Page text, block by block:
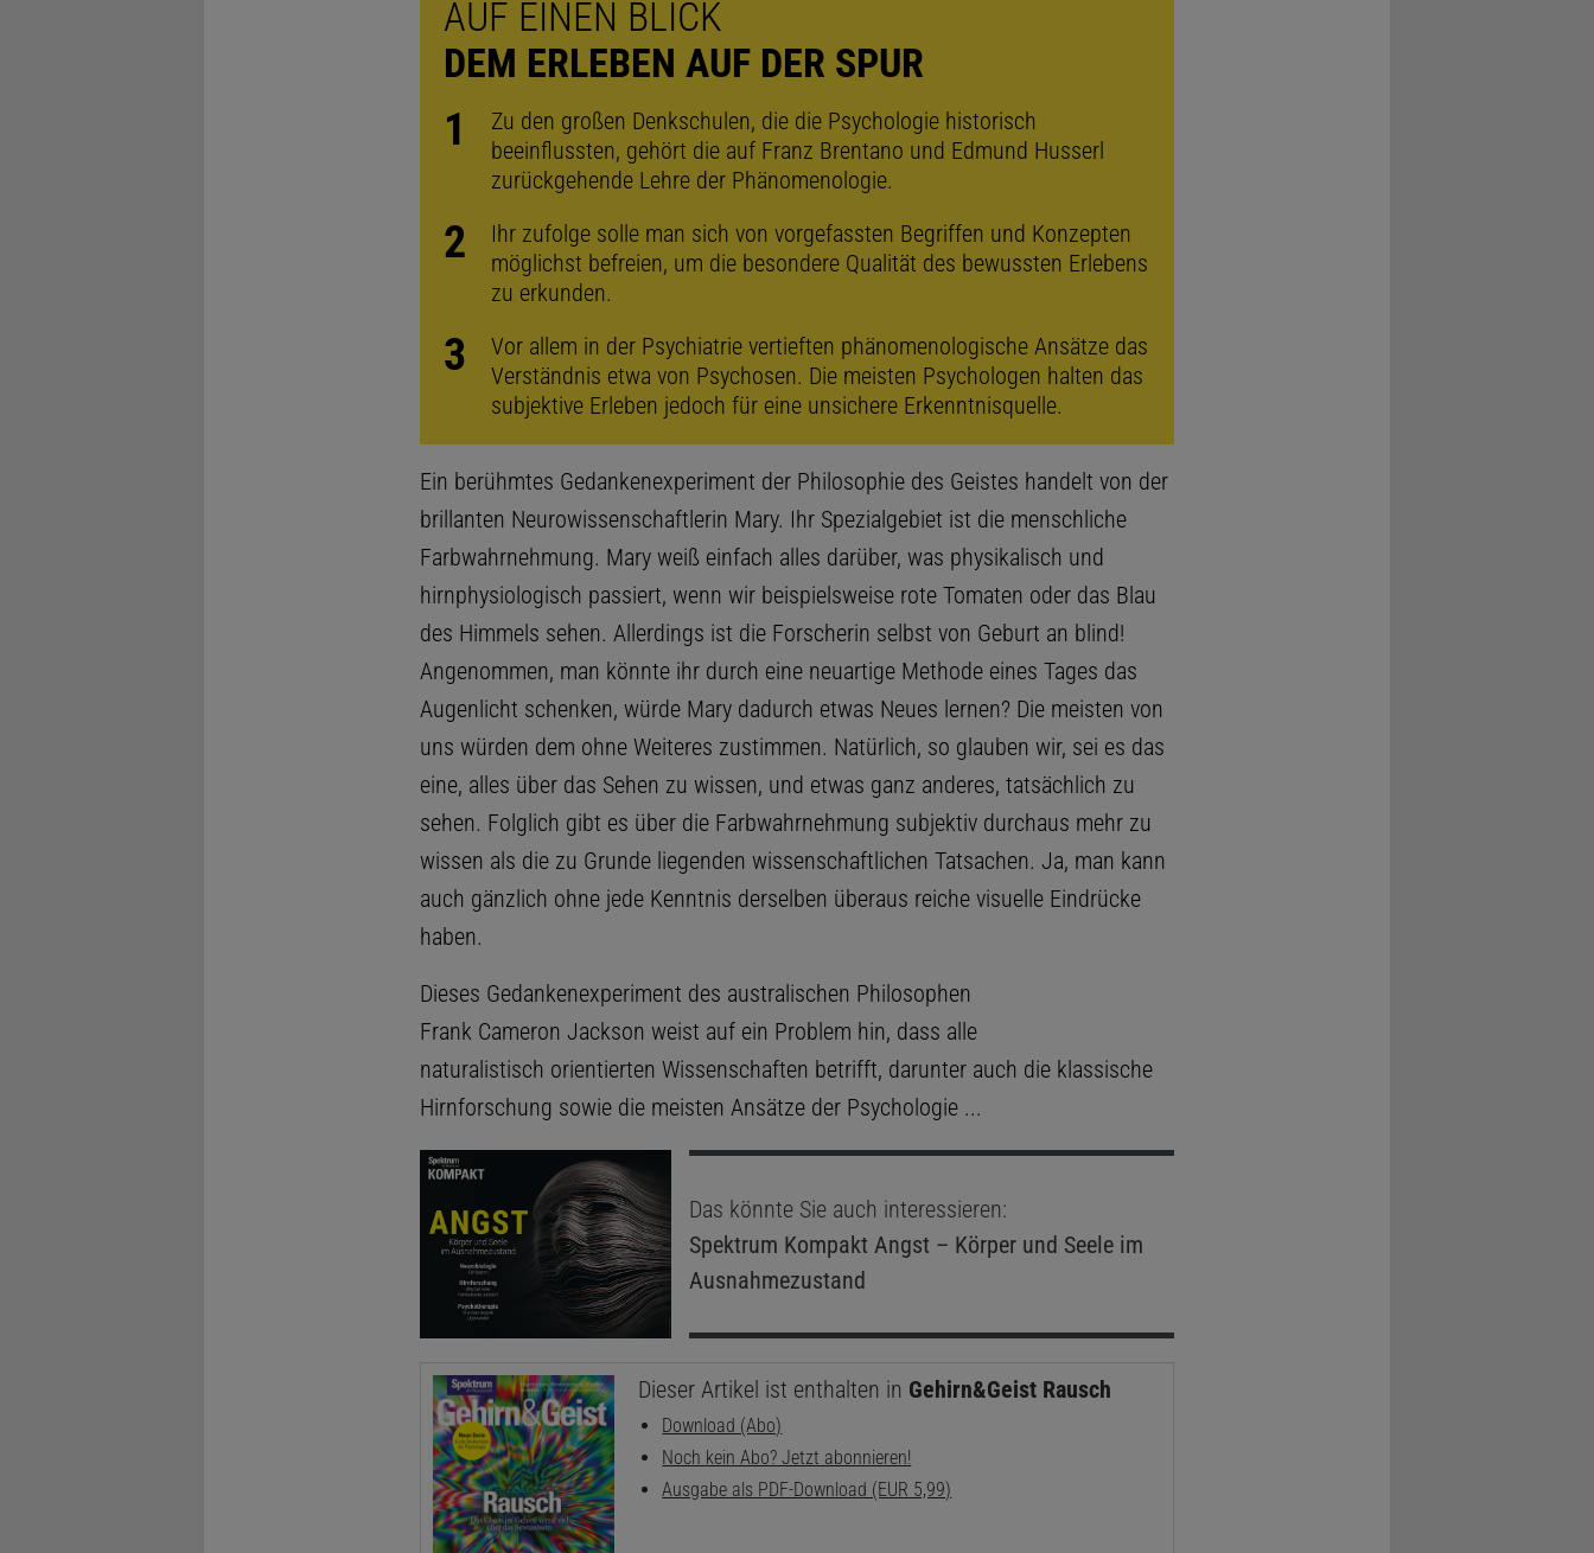
AUF EINEN BLICK
DEM ERLEBEN AUF DER SPUR
Zu den großen Denkschulen, die die Psychologie historisch
beeinflussten, gehört die auf Franz Brentano und Edmund Husserl
zurückgehende Lehre der Phänomenologie.
Ihr zufolge solle man sich von vorgefassten Begriffen und Konzepten
möglichst befreien, um die besondere Qualität des bewussten Erlebens
zu erkunden.
Vor allem in der Psychiatrie vertieften phänomenologische Ansätze das
Verständnis etwa von Psychosen. Die meisten Psychologen halten das
subjektive Erleben jedoch für eine unsichere Erkenntnisquelle.
Ein berühmtes Gedankenexperiment der Philosophie des Geistes handelt von der
brillanten Neurowissenschaftlerin Mary. Ihr Spezialgebiet ist die menschliche
Farbwahrnehmung. Mary weiß einfach alles darüber, was physikalisch und
hirnphysiologisch passiert, wenn wir beispielsweise rote Tomaten oder das Blau
des Himmels sehen. Allerdings ist die Forscherin selbst von Geburt an blind!
Angenommen, man könnte ihr durch eine neuartige Methode eines Tages das
Augenlicht schenken, würde Mary dadurch etwas Neues lernen? Die meisten von
uns würden dem ohne Weiteres zustimmen. Natürlich, so glauben wir, sei es das
eine, alles über das Sehen zu wissen, und etwas ganz anderes, tatsächlich zu
sehen. Folglich gibt es über die Farbwahrnehmung subjektiv durchaus mehr zu
wissen als die zu Grunde liegenden wissenschaftlichen Tatsachen. Ja, man kann
auch gänzlich ohne jede Kenntnis derselben überaus reiche visuelle Eindrücke
haben.
Dieses Gedankenexperiment des australischen Philosophen
Frank Cameron Jackson weist auf ein Problem hin, dass alle
naturalistisch orientierten Wissenschaften betrifft, darunter auch die klassische
Hirnforschung sowie die meisten Ansätze der Psychologie ...
Das könnte Sie auch interessieren:
Spektrum Kompakt Angst – Körper und Seele im
Ausnahmezustand
Dieser Artikel ist enthalten in Gehirn&Geist Rausch
Download (Abo)
Noch kein Abo? Jetzt abonnieren!
Ausgabe als PDF-Download (EUR 5,99)